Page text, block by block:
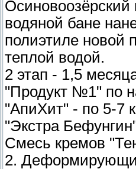
Осиновоозёрский
водяной бане
полиэтиле новой
теплой водой.
2 этап - 1,5
"Продукт №1" по
"АпиХит" - по 5-7
"Экстра
Смесь кремов
2.